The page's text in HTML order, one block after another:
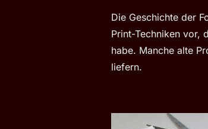
Die Geschichte der
Print-Techniken vor,
habe. Manche alte
liefern.